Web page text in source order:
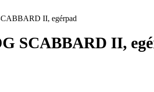
II, egérpad
SCABBARD II,